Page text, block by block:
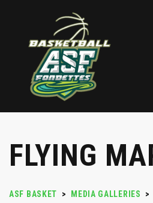
FLYING
ASF BASKET > MEDIA GALLERIES >